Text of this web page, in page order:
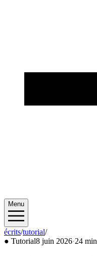
Menu
écrits/tutorial/2026/06
● Tutorial8 juin 2026·24 min